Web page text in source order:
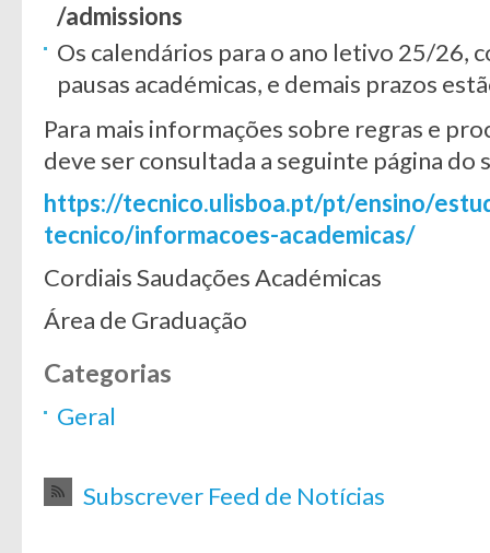
/admissions
Os calendários para o ano letivo 25/26,
pausas académicas, e demais prazos
Para mais informações sobre regras e
deve ser consultada a seguinte página do
https://tecnico.ulisboa.pt/pt/ensino/
tecnico/informacoes-academicas/
Cordiais Saudações Académicas
Área de Graduação
Categorias
Geral
Subscrever Feed de Notícias